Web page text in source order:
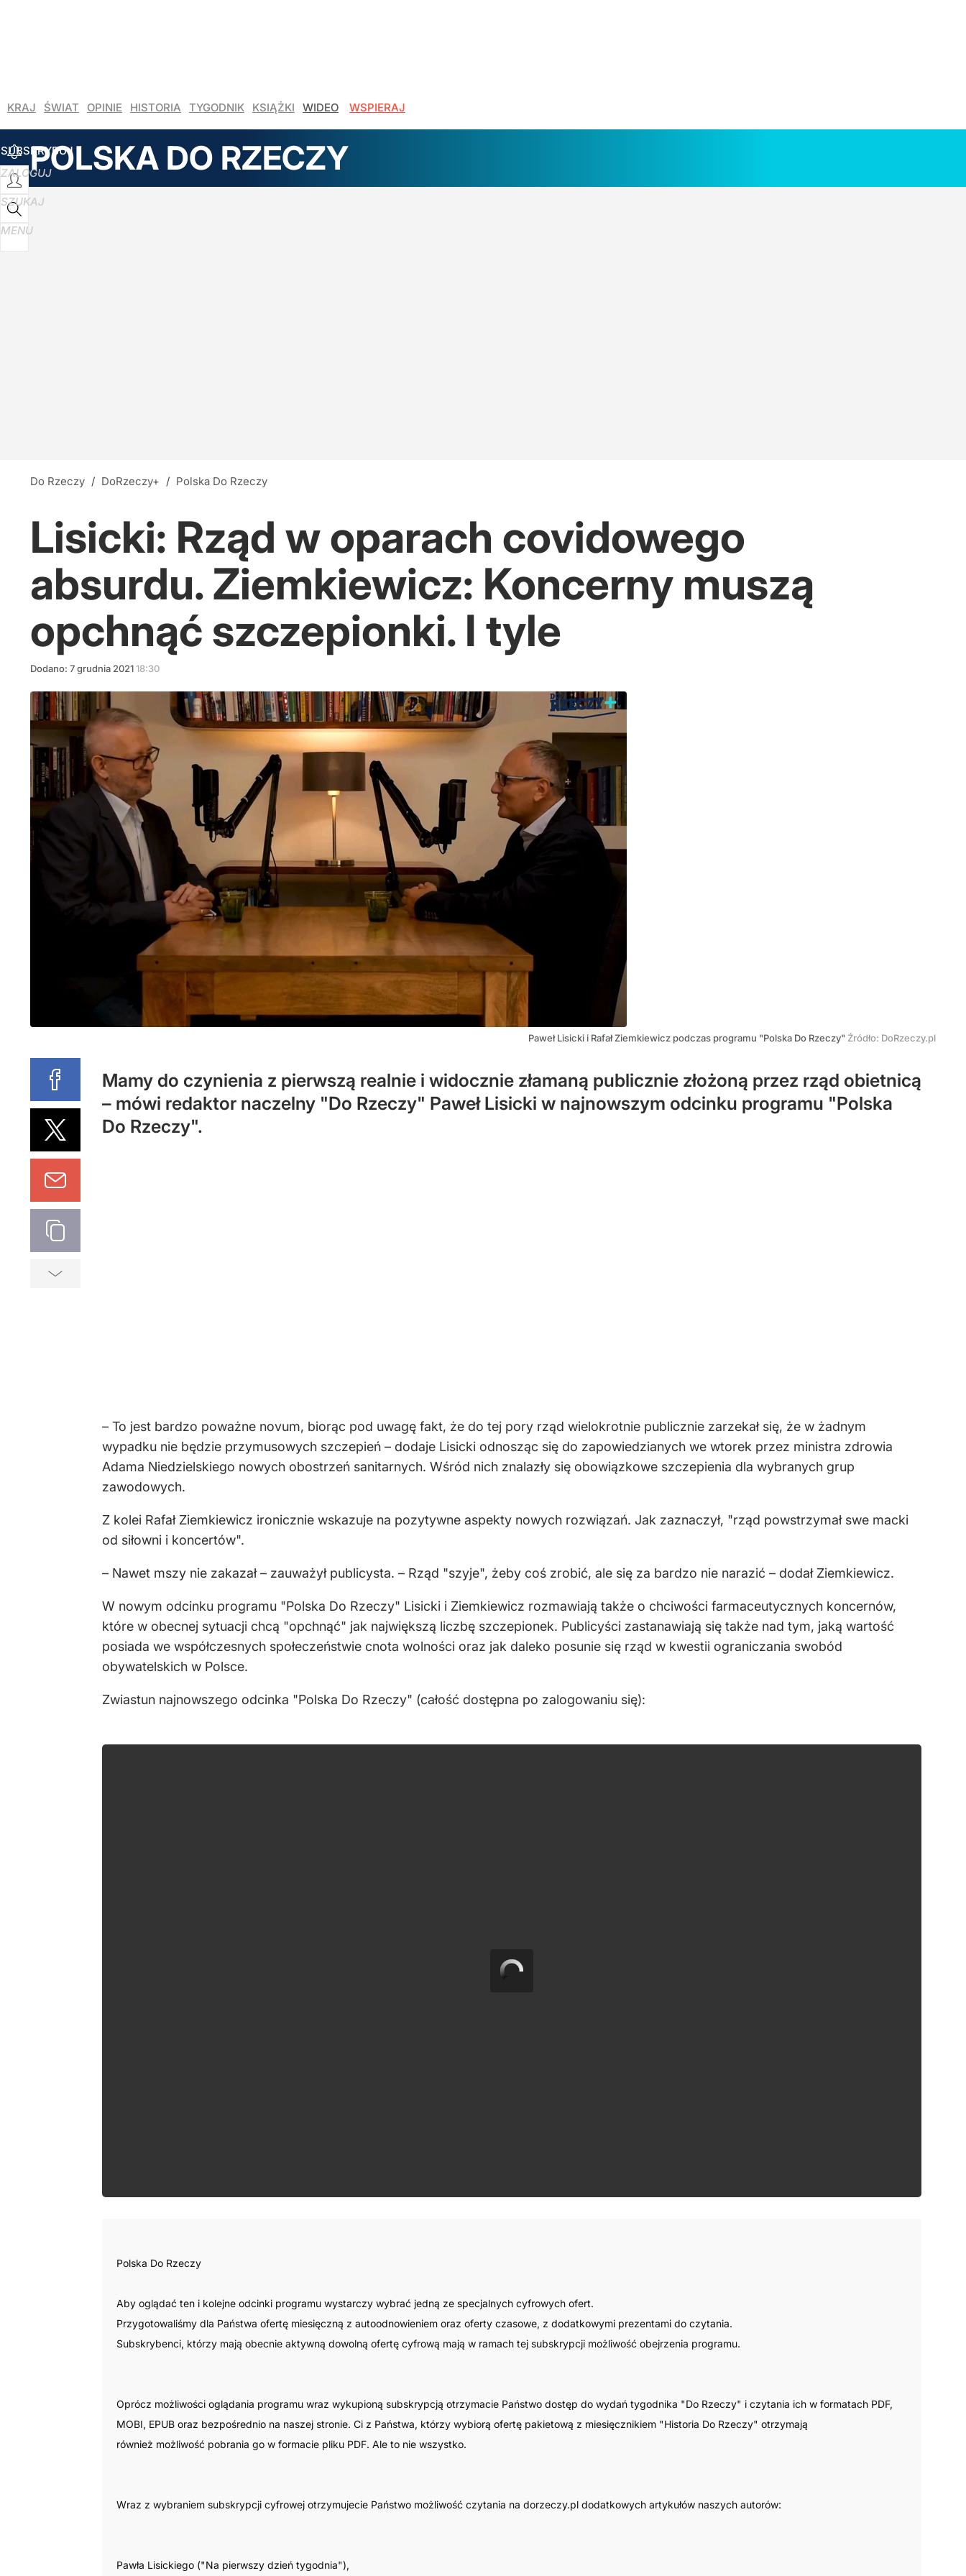
KRAJ ŚWIAT OPINIE HISTORIA TYGODNIK KSIĄŻKI WIDEO WSPIERAJ
SUBSKRYBUJ
ZALOGUJ
SZUKAJ
MENU
POLSKA DO RZECZY
Do Rzeczy / DoRzeczy+ / Polska Do Rzeczy
Lisicki: Rząd w oparach covidowego
absurdu. Ziemkiewicz: Koncerny muszą
opchnąć szczepionki. I tyle
Dodano: 7grudnia 202118:30
Paweł Lisicki i Rafał Ziemkiewicz podczas programu "Polska Do Rzeczy" Źródło: DoRzeczy.pl
Mamy do czynienia z pierwszą realnie i widocznie złamaną publicznie złożoną przez rząd obietnicą
– mówi redaktor naczelny "Do Rzeczy" Paweł Lisicki w najnowszym odcinku programu "Polska
Do Rzeczy".
– To jest bardzo poważne novum, biorąc pod uwagę fakt, że do tej pory rząd wielokrotnie publicznie zarzekał się, że w żadnym
wypadku nie będzie przymusowych szczepień – dodaje Lisicki odnosząc się do zapowiedzianych we wtorek przez ministra zdrowia
Adama Niedzielskiego nowych obostrzeń sanitarnych. Wśród nich znalazły się obowiązkowe szczepienia dla wybranych grup
zawodowych.
Z kolei Rafał Ziemkiewicz ironicznie wskazuje na pozytywne aspekty nowych rozwiązań. Jak zaznaczył, "rząd powstrzymał swe macki
od siłowni i koncertów".
– Nawet mszy nie zakazał – zauważył publicysta. – Rząd "szyje", żeby coś zrobić, ale się za bardzo nie narazić – dodał Ziemkiewicz.
W nowym odcinku programu "Polska Do Rzeczy" Lisicki i Ziemkiewicz rozmawiają także o chciwości farmaceutycznych koncernów,
które w obecnej sytuacji chcą "opchnąć" jak największą liczbę szczepionek. Publicyści zastanawiają się także nad tym, jaką wartość
posiada we współczesnych społeczeństwie cnota wolności oraz jak daleko posunie się rząd w kwestii ograniczania swobód
obywatelskich w Polsce.
Zwiastun najnowszego odcinka "Polska Do Rzeczy" (całość dostępna po zalogowaniu się):
Polska Do Rzeczy
Aby oglądać ten i kolejne odcinki programu wystarczy wybrać jedną ze specjalnych cyfrowych ofert.
Przygotowaliśmy dla Państwa ofertę miesięczną z autoodnowieniem oraz oferty czasowe, z dodatkowymi prezentami do czytania.
Subskrybenci, którzy mają obecnie aktywną dowolną ofertę cyfrową mają w ramach tej subskrypcji możliwość obejrzenia programu.
Oprócz możliwości oglądania programu wraz wykupioną subskrypcją otrzymacie Państwo dostęp do wydań tygodnika "Do Rzeczy" i czytania ich w formatach PDF,
MOBI, EPUB oraz bezpośrednio na naszej stronie. Ci z Państwa, którzy wybiorą ofertę pakietową z miesięcznikiem "Historia Do Rzeczy" otrzymają
również możliwość pobrania go w formacie pliku PDF. Ale to nie wszystko.
Wraz z wybraniem subskrypcji cyfrowej otrzymujecie Państwo możliwość czytania na dorzeczy.pl dodatkowych artykułów naszych autorów:
Pawła Lisickiego ("Na pierwszy dzień tygodnia"),